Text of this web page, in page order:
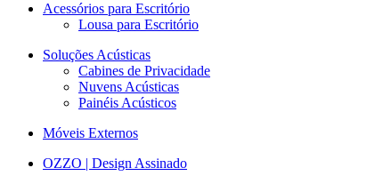
Acessórios para Escritório
Lousa para Escritório
Soluções Acústicas
Cabines de Privacidade
Nuvens Acústicas
Painéis Acústicos
Móveis Externos
OZZO | Design Assinado